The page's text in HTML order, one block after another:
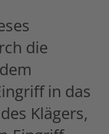
die
in das
Klägers,